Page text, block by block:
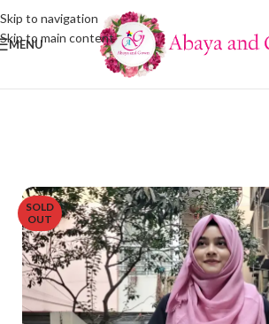
Skip to navigation
Skip to main content
MENU
SOLD
OUT